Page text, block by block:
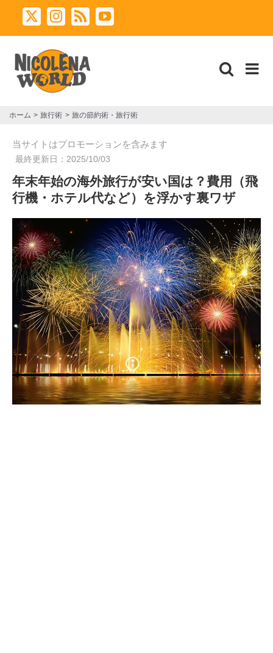
X Instagram
Rss YouTube
ホーム 旅行術 旅の節約術・旅行術
当サイトはプロモーションを含みます
最終更新日： 2025/10/03
年末年始の海外旅行が安い国は？費用（飛
行機・ホテル代など）を浮かす裏ワザ